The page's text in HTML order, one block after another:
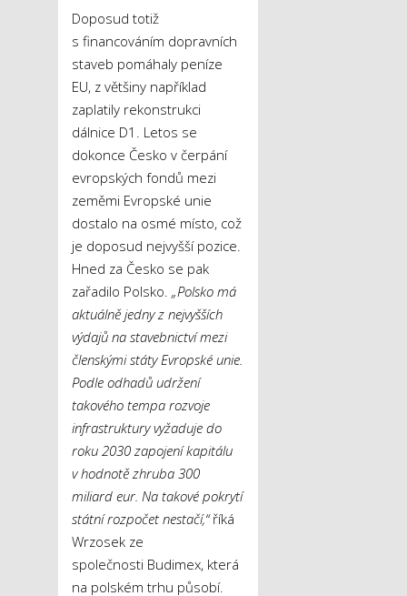
Doposud totiž
s financováním dopravních
staveb pomáhaly peníze
EU, z většiny například
zaplatily rekonstrukci
dálnice D1. Letos se
dokonce Česko v čerpání
evropských fondů mezi
zeměmi Evropské unie
dostalo na osmé místo, což
je doposud nejvyšší pozice.
Hned za Česko se pak
zařadilo Polsko. „Polsko má
aktuálně jedny z nejvyšších
výdajů na stavebnictví mezi
členskými státy Evropské unie.
Podle odhadů udržení
takového tempa rozvoje
infrastruktury vyžaduje do
roku 2030 zapojení kapitálu
v hodnotě zhruba 300
miliard eur. Na takové pokrytí
státní rozpočet nestačí,“říká
Wrzosek ze
společnosti Budimex, která
na polském trhu působí.